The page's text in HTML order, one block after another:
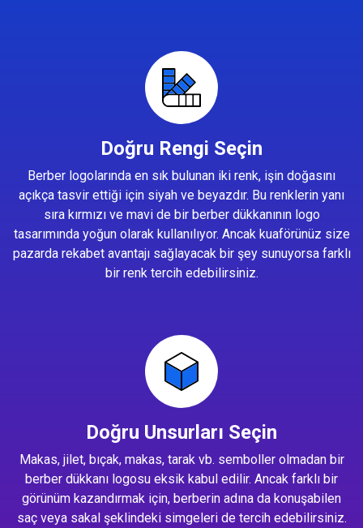
Doğru Rengi Seçin
Berber logolarında en sık bulunan iki renk, işin doğasını
açıkça tasvir ettiği için siyah ve beyazdır. Bu renklerin yanı
sıra kırmızı ve mavi de bir berber dükkanının logo
tasarımında yoğun olarak kullanılıyor. Ancak kuaförünüz size
pazarda rekabet avantajı sağlayacak bir şey sunuyorsa farklı
bir renk tercih edebilirsiniz.
Doğru Unsurları Seçin
Makas, jilet, bıçak, makas, tarak vb. semboller olmadan bir
berber dükkanı logosu eksik kabul edilir. Ancak farklı bir
görünüm kazandırmak için, berberin adına da konuşabilen
saç veya sakal şeklindeki simgeleri de tercih edebilirsiniz.